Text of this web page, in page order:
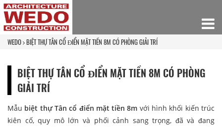
WEDO BIỆT THỰ TÂN CỔ ĐIỂN MẶT TIỀN 8M CÓ PHÒNG GIẢI TRÍ
BIỆT THỰ TÂN CỔ ĐIỂN MẶT TIỀN 8M CÓ PHÒNG
GIẢI TRÍ
Mẫu biệt thự Tân cổ điển mặt tiền 8m với hình khối kiến trúc
kiên cố, quy mô lớn và phối cảnh sang trọng, đã và đang